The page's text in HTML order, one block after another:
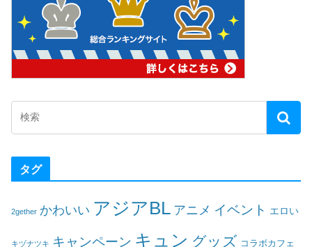
タグ
2gether かわいい アジアBL アニメ イベント エロい
キヅナツキ キャンペーン キュン グッズ コラボカフェ